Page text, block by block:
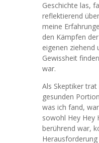
Geschichte las,
reflektierend
meine
den Kämpfen
eigenen ziehend
Gewissheit
war.
Als Skeptiker
gesunden
was ich fand,
sowohl Hey Hey
berührend war,